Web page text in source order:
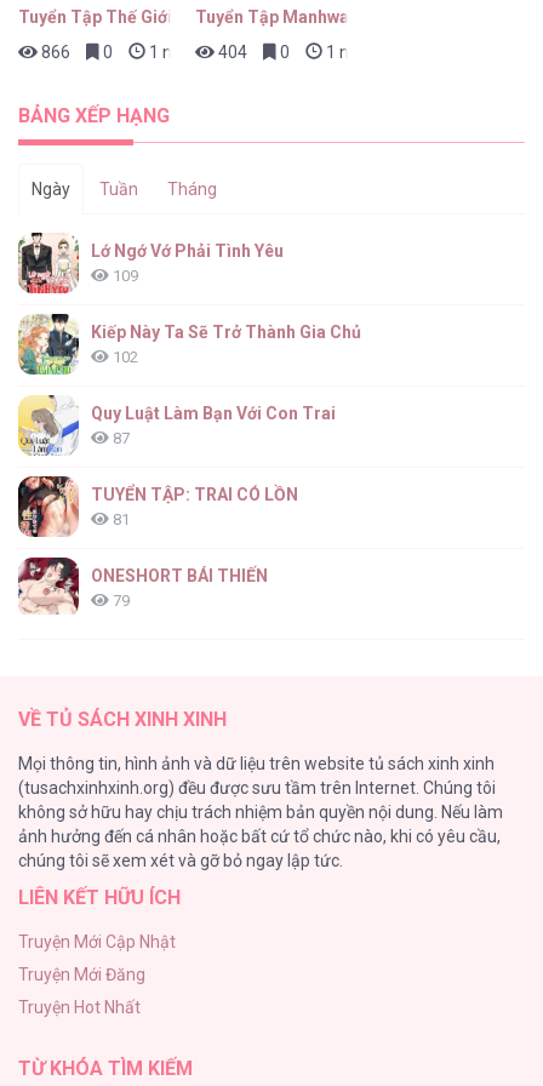
Văn Phòng Không Lãng Mạn [...] – Chap 17
Văn Phòng Không Lãng Mạn [...] – Chap 13
Tuyển Tập Thế Giới ABO
866
0 1 ngày trước
Tuyển Tập Manhwa Ngắn Nhân Thú
404
0 1 ngày trước
BẢNG XẾP HẠNG
Ngày Tuần Tháng
Lớ Ngớ Vớ Phải Tình Yêu
109
Kiếp Này Ta Sẽ Trở Thành Gia Chủ
102
Quy Luật Làm Bạn Với Con Trai
87
TUYỂN TẬP: TRAI CÓ LỒN
81
ONESHORT BÁI THIẾN
79
72
Hầu Nữ Bị Nguyền Rủa Trong Lâu Đài Của Công Tước
68
CẨN THẬN TRĂNG TRÒN THÁNG 3 ĐẤY
Tuyển Tập Manhwa Ngắn Bạo Dăm
49
VỀ TỦ SÁCH XINH XINH
Mọi thông tin, hình ảnh và dữ liệu trên website tủ sách xinh xinh
(tusachxinhxinh.org) đều được sưu tầm trên Internet. Chúng tôi
không sở hữu hay chịu trách nhiệm bản quyền nội dung. Nếu làm
ảnh hưởng đến cá nhân hoặc bất cứ tổ chức nào, khi có yêu cầu,
chúng tôi sẽ xem xét và gỡ bỏ ngay lập tức.
LIÊN KẾT HỮU ÍCH
Truyện Mới Cập Nhật
Truyện Mới Đăng
Truyện Hot Nhất
TỪ KHÓA TÌM KIẾM